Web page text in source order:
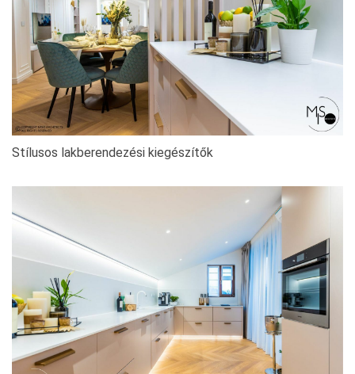
Stílusos lakberendezési kiegészítők